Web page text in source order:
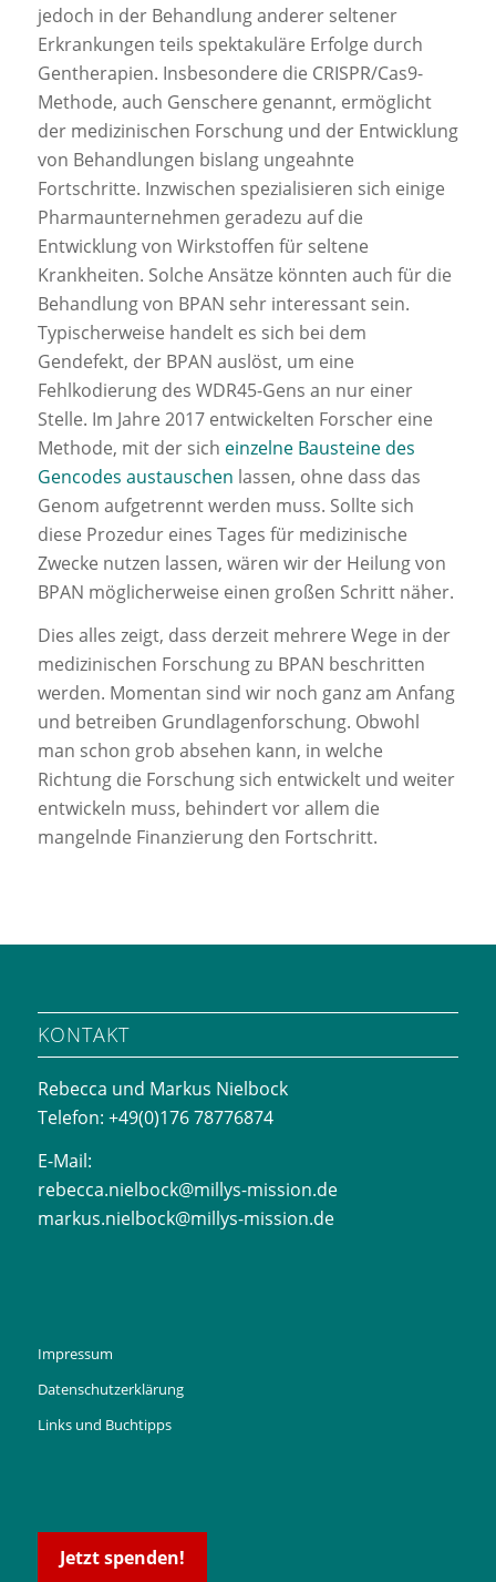
jedoch in der Behandlung anderer seltener
Erkrankungen teils spektakuläre Erfolge durch
Gentherapien. Insbesondere die CRISPR/Cas9-
Methode, auch Genschere genannt, ermöglicht
der medizinischen Forschung und der Entwicklung
von Behandlungen bislang ungeahnte
Fortschritte. Inzwischen spezialisieren sich einige
Pharmaunternehmen geradezu auf die
Entwicklung von Wirkstoffen für seltene
Krankheiten. Solche Ansätze könnten auch für die
Behandlung von BPAN sehr interessant sein.
Typischerweise handelt es sich bei dem
Gendefekt, der BPAN auslöst, um eine
Fehlkodierung des WDR45-Gens an nur einer
Stelle. Im Jahre 2017 entwickelten Forscher eine
Methode, mit der sich einzelne Bausteine des
Gencodes austauschen lassen, ohne dass das
Genom aufgetrennt werden muss. Sollte sich
diese Prozedur eines Tages für medizinische
Zwecke nutzen lassen, wären wir der Heilung von
BPAN möglicherweise einen großen Schritt näher.
Dies alles zeigt, dass derzeit mehrere Wege in der
medizinischen Forschung zu BPAN beschritten
werden. Momentan sind wir noch ganz am Anfang
und betreiben Grundlagenforschung. Obwohl
man schon grob absehen kann, in welche
Richtung die Forschung sich entwickelt und weiter
entwickeln muss, behindert vor allem die
mangelnde Finanzierung den Fortschritt.
KONTAKT
Rebecca und Markus Nielbock
Telefon: +49(0)176 78776874
E-Mail:
rebecca.nielbock@millys-mission.de
markus.nielbock@millys-mission.de
Impressum
Datenschutzerklärung
Links und Buchtipps
Jetzt spenden!